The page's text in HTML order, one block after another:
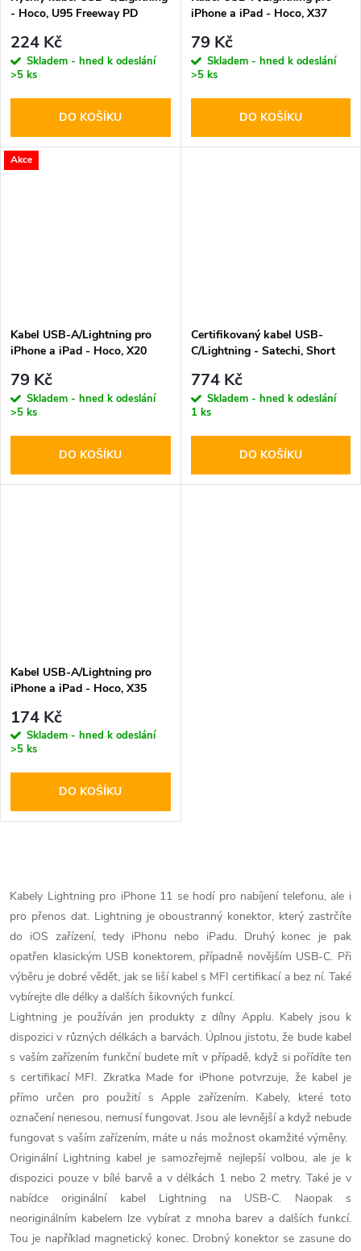
- Hoco, U95 Freeway PD
224 Kč
Skladem - hned k odeslání
>5 ks
DO KOŠÍKU
iPhone a iPad - Hoco, X37
79 Kč
Skladem - hned k odeslání
>5 ks
DO KOŠÍKU
Akce
Kabel USB-A/Lightning pro
iPhone a iPad - Hoco, X20
79 Kč
Skladem - hned k odeslání
>5 ks
DO KOŠÍKU
Certifikovaný kabel USB-
C/Lightning - Satechi, Short
774 Kč
Skladem - hned k odeslání
1 ks
DO KOŠÍKU
Kabel USB-A/Lightning pro
iPhone a iPad - Hoco, X35
174 Kč
Skladem - hned k odeslání
>5 ks
DO KOŠÍKU
v
l
á
d
a
c
í
p
r
v
k
Kabely Lightning pro iPhone 11 se hodí pro nabíjení telefonu, ale i
pro přenos dat. Lightning je oboustranný konektor, který zastrčíte
do iOS zařízení, tedy iPhonu nebo iPadu. Druhý konec je pak
opatřen klasickým USB konektorem, případně novějším USB-C. Při
výběru je dobré vědět, jak se liší kabel s MFI certifikací a bez ní. Také
vybírejte dle délky a dalších šikovných funkcí.
Lightning je používán jen produkty z dílny Applu. Kabely jsou k
dispozici v různých délkách a barvách. Úplnou jistotu, že bude kabel
s vaším zařízením funkční budete mít v případě, když si pořídíte ten
s certifikací MFI. Zkratka Made for iPhone potvrzuje, že kabel je
přímo určen pro použití s Apple zařízením. Kabely, které toto
označení nenesou, nemusí fungovat. Jsou ale levnější a když nebude
fungovat s vaším zařízením, máte u nás možnost okamžité výměny.
Originální Lightning kabel je samozřejmě nejlepší volbou, ale je k
dispozici pouze v bílé barvě a v délkách 1 nebo 2 metry. Také je v
nabídce originální kabel Lightning na USB-C. Naopak s
neoriginálním kabelem lze vybírat z mnoha barev a dalších funkcí.
Tou je například magnetický konec. Drobný konektor se zasune do